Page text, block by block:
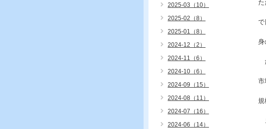
た
で
身
た
市
規
ま
2025-03（10）
2025-02（8）
2025-01（8）
2024-12（2）
2024-11（6）
2024-10（6）
2024-09（15）
2024-08（11）
2024-07（16）
2024-06（14）